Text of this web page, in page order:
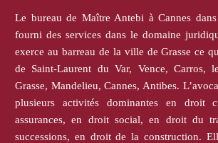
Le bureau de Maître Antebi à Cannes
fourni des services dans le domaine
exerce au barreau de la ville de Grasse ce
de Saint-Laurent du Var, Vence, Carros,
Grasse, Mandelieu, Cannes, Antibes.
plusieurs activités dominantes en droit
assurances, en droit social, en droit du
successions, en droit de la construction.